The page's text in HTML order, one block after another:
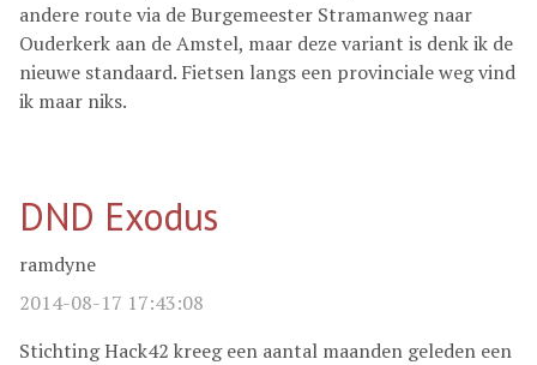
andere route via de Burgemeester Stramanweg naar
Ouderkerk aan de Amstel, maar deze variant is denk ik de
nieuwe standaard. Fietsen langs een provinciale weg vind
ik maar niks.
DND Exodus
ramdyne
2014-08-17 17:43:08
Stichting Hack42 kreeg een aantal maanden geleden een